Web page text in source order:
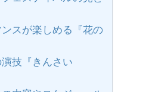
スが楽しめる『花の
技『きんさい